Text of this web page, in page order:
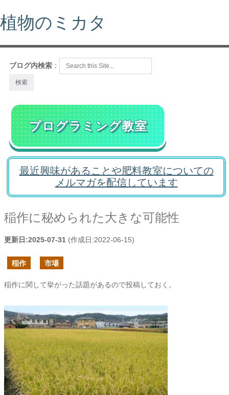
植物のミカタ
ブログ内検索 ：
プログラミング教室
最近興味があることや肥料教室についての
メルマガを配信しています
稲作に秘められた大きな可能性
更新日:2025-07-31 (作成日:2022-06-15)
稲作 市場
稲作に関して挙がった話題があるので投稿しておく。